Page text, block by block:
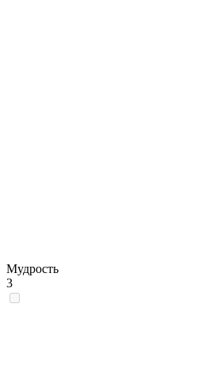
Мудрость
3